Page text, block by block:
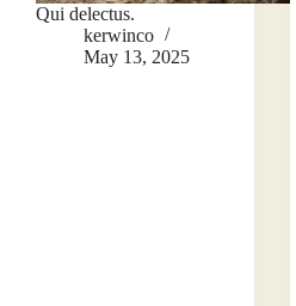
Qui delectus.
kerwinco
May 13, 2025